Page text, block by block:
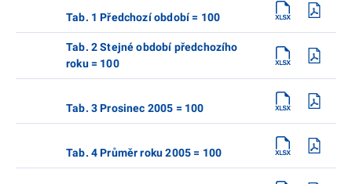
Tab. 1 Předchozí období = 100
Tab. 2 Stejné období předchozího
roku = 100
Tab. 3 Prosinec 2005 = 100
Tab. 4 Průměr roku 2005 = 100